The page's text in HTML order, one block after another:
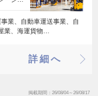
業、自動車運送事業、自
業、海運貨物…
詳細へ
掲載期間 26/08/04～26/08/17